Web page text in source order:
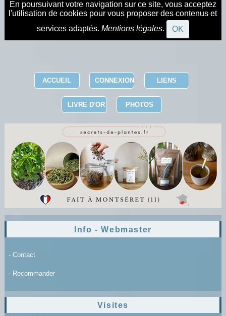
En poursuivant votre navigation sur ce site, vous acceptez
l'utilisation de cookies pour vous proposer des contenus et
services adaptés. Mentions légales. OK
ACCUEIL CONNEXION LIENS
LIVRE D'OR PHOTOS
Info - Webmaster
- Contact
- Recommander
Visites